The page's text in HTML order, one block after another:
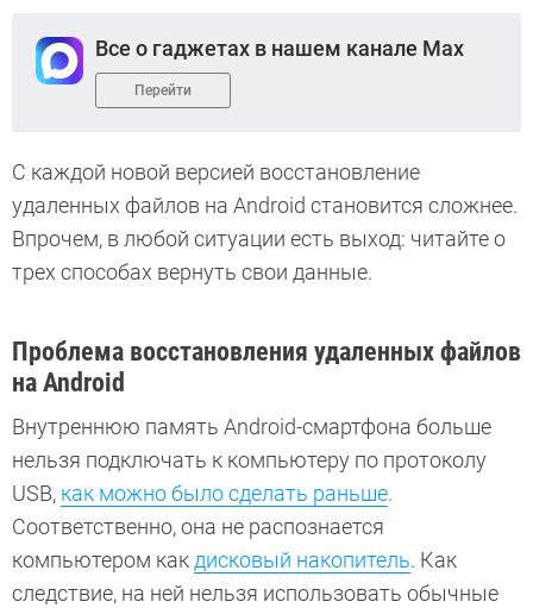
Все о гаджетах в нашем канале Max
Перейти
С каждой новой версией восстановление
удаленных файлов на Android становится сложнее.
Впрочем, в любой ситуации есть выход: читайте о
трех способах вернуть свои данные.
Проблема восстановления удаленных файлов
на Android
Внутреннюю память Android-смартфона больше
нельзя подключать к компьютеру по протоколу
USB, как можно было сделать раньше.
Соответственно, она не распознается
компьютером какдисковый накопитель. Как
следствие, на ней нельзя использовать обычные